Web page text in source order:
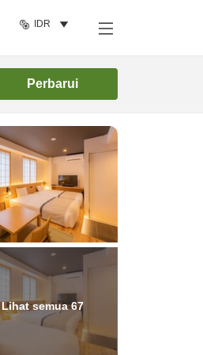
IDR
Perbarui
Lihat semua67
Cari kamar